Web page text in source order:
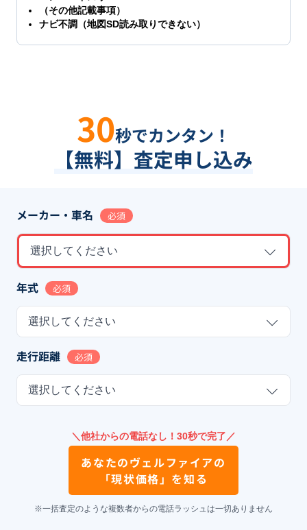
（その他記載事項）
ナビ不調（地図SD読み取りできない）
30秒でカンタン！
【無料】査定申し込み
メーカー・車名 必須
選択してください
年式 必須
選択してください
走行距離 必須
選択してください
＼他社からの電話なし！30秒で完了／
あなたのヴェルファイアの
「現状価格」を知る
※一括査定のような複数者からの電話ラッシュは一切ありません